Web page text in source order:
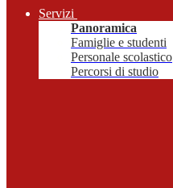
Servizi
Panoramica
Famiglie e studenti
Personale scolastico
Percorsi di studio